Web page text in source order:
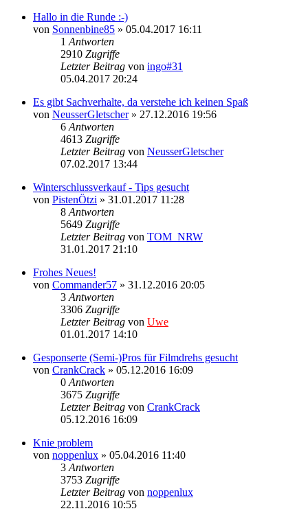
Hallo in die Runde :-)
von Sonnenbine85 » 05.04.2017 16:11
1 Antworten
2910 Zugriffe
Letzter Beitrag von ingo#31
05.04.2017 20:24
Es gibt Sachverhalte, da verstehe ich keinen Spaß
von NeusserGletscher» 27.12.2016 19:56
6 Antworten
4613 Zugriffe
Letzter Beitrag von NeusserGletscher
07.02.2017 13:44
Winterschlussverkauf - Tips gesucht
von PistenÖtzi » 31.01.2017 11:28
8 Antworten
5649 Zugriffe
Letzter Beitrag von TOM_NRW
31.01.2017 21:10
Frohes Neues!
von Commander57 » 31.12.2016 20:05
3 Antworten
3306 Zugriffe
Letzter Beitrag von Uwe
01.01.2017 14:10
Gesponserte (Semi-)Pros für Filmdrehs gesucht
von CrankCrack » 05.12.2016 16:09
0 Antworten
3675 Zugriffe
Letzter Beitrag von CrankCrack
05.12.2016 16:09
Knie problem
von noppenlux » 05.04.2016 11:40
3 Antworten
3753 Zugriffe
Letzter Beitrag von noppenlux
22.11.2016 10:55